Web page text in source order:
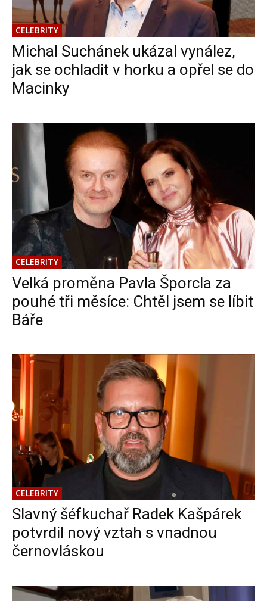
CELEBRITY
Michal Suchánek ukázal vynález,
jak se ochladit v horku a opřel se do
Macinky
CELEBRITY
Velká proměna Pavla Šporcla za
pouhé tři měsíce: Chtěl jsem se líbit
Báře
CELEBRITY
Slavný šéfkuchař Radek Kašpárek
potvrdil nový vztah s vnadnou
černovláskou